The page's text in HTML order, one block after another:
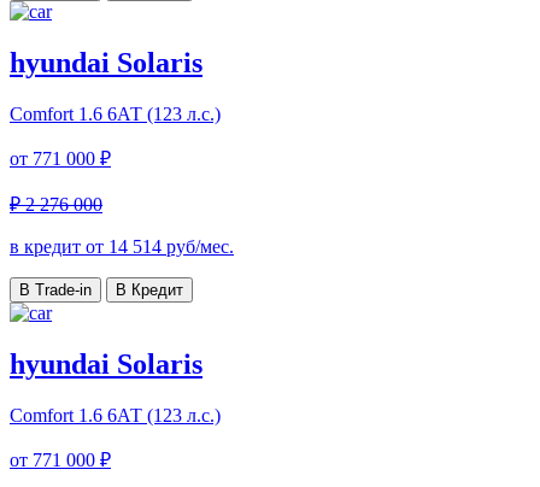
hyundai Solaris
Comfort 1.6 6АТ (123 л.с.)
от 771 000 ₽
₽ 2 276 000
в кредит от 14 514 руб/мес.
В Trade-in В Кредит
hyundai Solaris
Comfort 1.6 6АТ (123 л.с.)
от 771 000 ₽